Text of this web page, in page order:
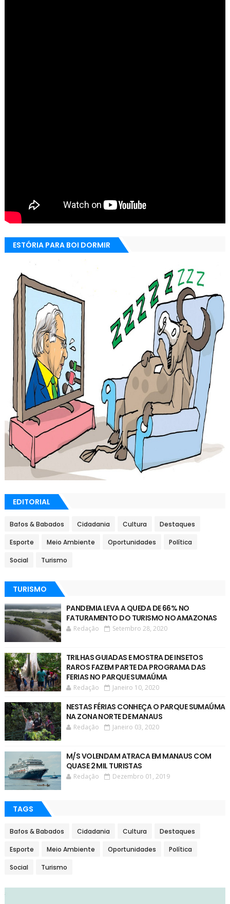
ESTÓRIA PARA BOI DORMIR
EDITORIAL
Bafos & Babados Cidadania Cultura Destaques
Esporte Meio Ambiente Oportunidades Política
Social Turismo
TURISMO
PANDEMIA LEVA A QUEDA DE 66% NO
FATURAMENTO DO TURISMO NO AMAZONAS
Redação Setembro 28, 2020
TRILHAS GUIADAS E MOSTRA DE INSETOS
RAROS FAZEM PARTE DA PROGRAMA DAS
FERIAS NO PARQUE SUMAÚMA
Redação Janeiro 10, 2020
NESTAS FÉRIAS CONHEÇA O PARQUE SUMAÚMA
NA ZONA NORTE DE MANAUS
Redação Janeiro 03, 2020
M/S VOLENDAM ATRACA EM MANAUS COM
QUASE 2 MIL TURISTAS
Redação Dezembro 01, 2019
TAGS
Bafos & Babados Cidadania Cultura Destaques
Esporte Meio Ambiente Oportunidades Política
Social Turismo